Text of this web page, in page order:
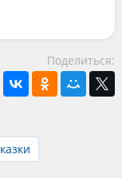
Поделиться: